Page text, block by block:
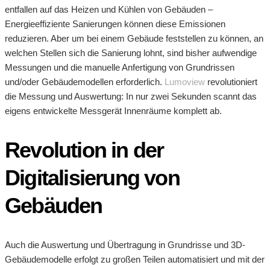
entfallen auf das Heizen und Kühlen von Gebäuden –
Energieeffiziente Sanierungen können diese Emissionen
reduzieren. Aber um bei einem Gebäude feststellen zu können, an
welchen Stellen sich die Sanierung lohnt, sind bisher aufwendige
Messungen und die manuelle Anfertigung von Grundrissen
und/oder Gebäudemodellen erforderlich. Lumoview revolutioniert
die Messung und Auswertung: In nur zwei Sekunden scannt das
eigens entwickelte Messgerät Innenräume komplett ab.
Revolution in der
Digitalisierung von
Gebäuden
Auch die Auswertung und Übertragung in Grundrisse und 3D-
Gebäudemodelle erfolgt zu großen Teilen automatisiert und mit der